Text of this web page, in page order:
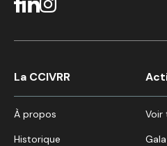
La CCIVRR
À propos
Historique
Voir